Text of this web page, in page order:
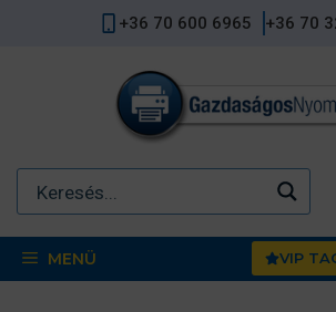
+36 70 600 6965 +36 70
MENÜ VIP